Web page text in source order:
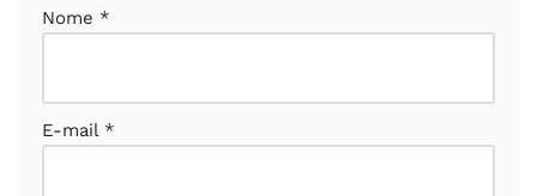
Nome *
E-mail *